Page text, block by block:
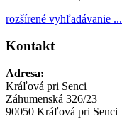
rozšírené vyhľadávanie ...
Kontakt
Adresa:
Kráľová pri Senci
Záhumenská 326/23
90050 Kráľová pri Senci